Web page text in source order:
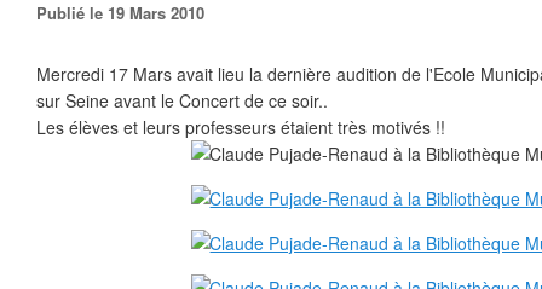
Publié le 19 Mars 2010
Mercredi 17 Mars avait lieu la dernière audition de l'Ecole
sur Seine avant le Concert de ce soir..
Les élèves et leurs professeurs étaient très motivés !!